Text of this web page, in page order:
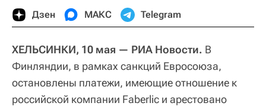
Дзен МАКС Telegram
ХЕЛЬСИНКИ, 10 мая — РИА Новости. В
Финляндии, в рамках санкций Евросоюза,
остановлены платежи, имеющие отношение к
российской компании Faberlic и арестовано